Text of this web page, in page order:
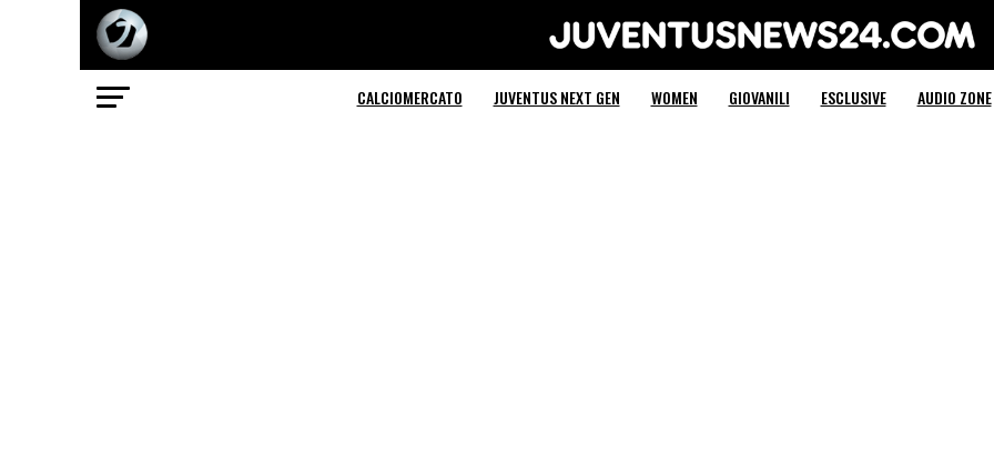
Juventus News 24
CALCIOMERCATO JUVENTUS NEXT GEN WOMEN GIOVANILI ESCLUSIVE AUDIO ZONE